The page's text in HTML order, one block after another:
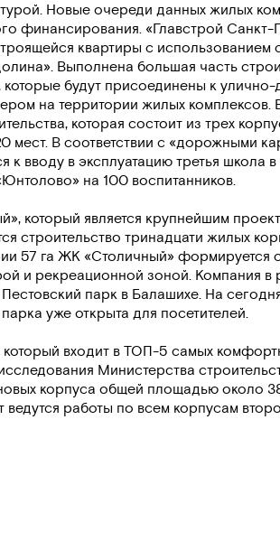
Новые очереди данных жилых
финансирования. «Главстрой Санкт-
квартиры с использованием
Выполнена большая часть
которые будут присоединены к
на территории жилых
которая состоит из трех
мест. В соответствии с «дорожными
вводу в эксплуатацию третья школа
на 100 воспитанников.
который является крупнейшим
строительство тринадцати жилых
57 га ЖК «Столичный» формируется
и рекреационной зоной. Компания в
парк в Балашихе. На
уже открыта для посетителей.
входит в ТОП-5 самых
Министерства
корпуса общей площадью около
работы по всем корпусам